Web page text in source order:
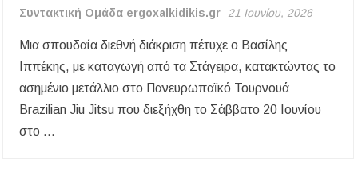
Συντακτική Ομάδα ergoxalkidikis.gr 21 Ιουνίου, 2026
Μια σπουδαία διεθνή διάκριση πέτυχε ο Βασίλης
Ιππέκης, με καταγωγή από τα Στάγειρα, κατακτώντας το
ασημένιο μετάλλιο στο Πανευρωπαϊκό Τουρνουά
Brazilian Jiu Jitsu που διεξήχθη το Σάββατο 20 Ιουνίου
στο …